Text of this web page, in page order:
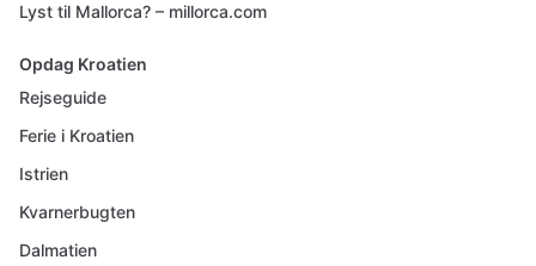
Lyst til Mallorca? – millorca.com
Opdag Kroatien
Rejseguide
Ferie i Kroatien
Istrien
Kvarnerbugten
Dalmatien